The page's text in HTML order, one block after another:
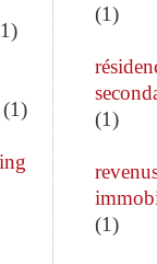
1)
1)
(1)
(1)
(1)